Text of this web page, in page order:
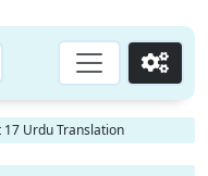
Go
17 Urdu Translation